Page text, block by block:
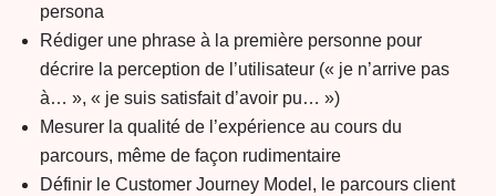
persona
Rédiger une phrase à la première personne pour
décrire la perception de l’utilisateur (« je n’arrive pas
à… », « je suis satisfait d’avoir pu… »)
Mesurer la qualité de l’expérience au cours du
parcours, même de façon rudimentaire
Définir le Customer Journey Model, le parcours client